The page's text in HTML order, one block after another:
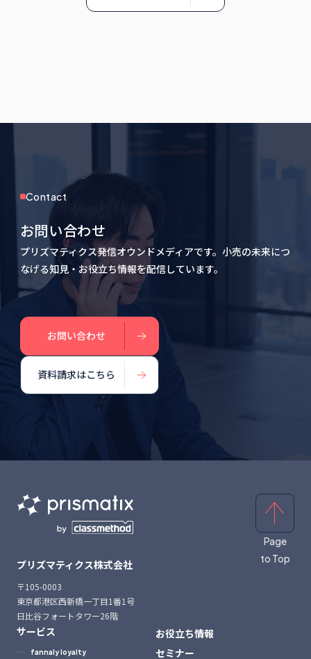
Contact
お問い合わせ
プリズマティクス発信オウンドメディアです。小売の未来につ
なげる知見・お役立ち情報を配信しています。
お問い合わせ
資料請求はこちら
プリズマティクス株式会社
〒105-0003
東京都港区西新橋一丁目1番1号
日比谷フォートタワー26階
サービス
fannaly loyalty
お役立ち情報
セミナー
Page
to Top